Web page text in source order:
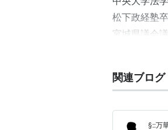
松下政経塾
宮城県議会
関連ブログ
§::万